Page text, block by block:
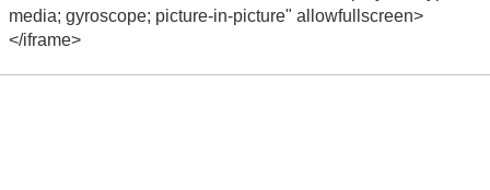
media; gyroscope; picture-in-picture" allowfullscreen>
</iframe>